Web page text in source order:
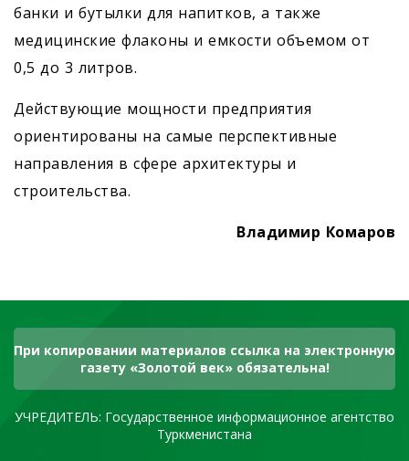
банки и бутылки для напитков, а также
медицинские флаконы и емкости объемом от
0,5 до 3 литров.
Действующие мощности предприятия
ориентированы на самые перспективные
направления в сфере архитектуры и
строительства.
Владимир Комаров
При копировании материалов ссылка на электронную
газету «Золотой век» обязательна!
УЧРЕДИТЕЛЬ: Государственное информационное агентство
Туркменистана